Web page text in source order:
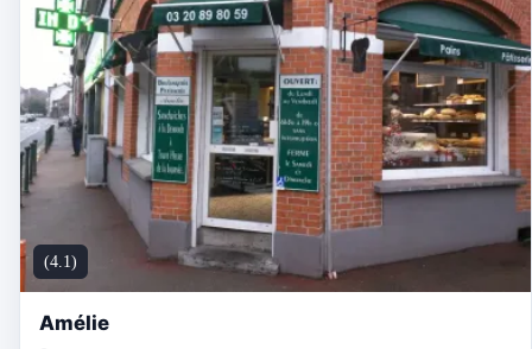
(4.1)
Amélie